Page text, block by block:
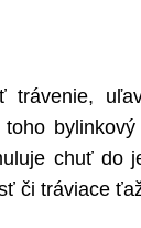
chuť do
či tráviace